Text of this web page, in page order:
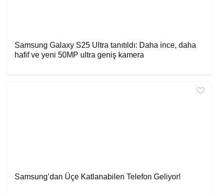
Samsung Galaxy S25 Ultra tanıtıldı: Daha ince, daha
hafif ve yeni 50MP ultra geniş kamera
Samsung’dan Üçe Katlanabilen Telefon Geliyor!